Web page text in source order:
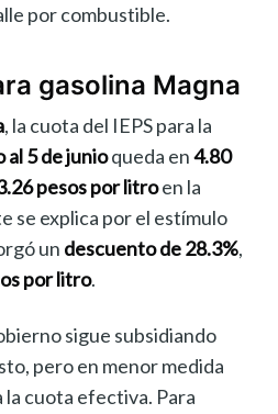
por combustible.
gasolina Magna
, la cuota del IEPS para la
al 5 de junioqueda en4.80
pesos por litroen la
se explica por el estímulo
un descuento de 28.3%,
por litro.
sigue subsidiando
pero en menor medida
la cuota efectiva. Para